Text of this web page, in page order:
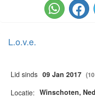
L.o.v.e.
Lid sinds 09 Jan 2017
Locatie: Winschoten,